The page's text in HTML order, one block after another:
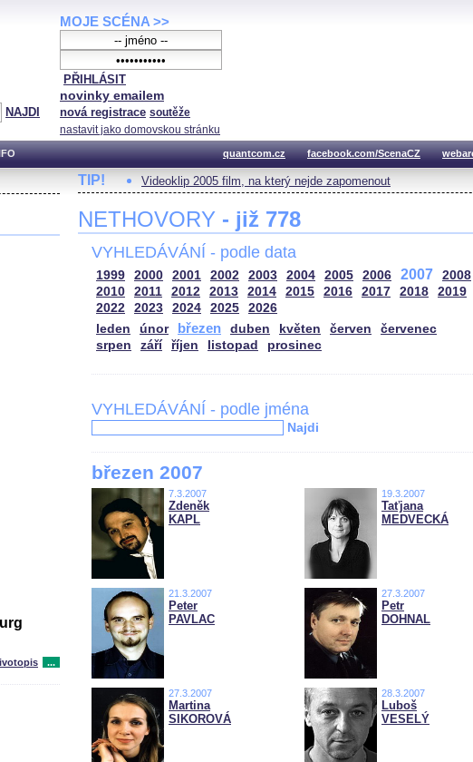
NAJDI
MOJE SCÉNA >>
PŘIHLÁSIT
novinky emailem
nová registrace soutěže
nastavit jako domovskou stránku
quantcom.cz facebook.com/ScenaCZ
...
TIP! Videoklip 2005 film, na který nejde zapomenout
NETHOVORY - již 778
VYHLEDÁVÁNÍ - podle data
1999 2000 2001 2002 2003 2004 2005 2006 2007 2008
2010
2011 2012 2013 2014 2015 2016 2017 2018 2019
2022
2023 2024 2025
2026
leden
únor březen duben květen červen
červenec
srpen
září říjen listopad prosinec
VYHLEDÁVÁNÍ - podle jména
Najdi
březen 2007
7.3.2007
Zdeněk
KAPL
19.3.2007
Taťjana
MEDVECKÁ
21.3.2007
Peter
PAVLAC
27.3.2007
Petr
DOHNAL
27.3.2007
Martina
SIKOROVÁ
28.3.2007
Luboš
VESELÝ